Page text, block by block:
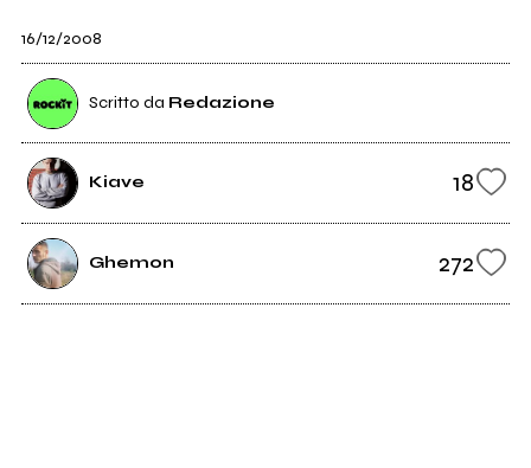
16/12/2008
Scritto da Redazione
Kiave 18
Ghemon 272